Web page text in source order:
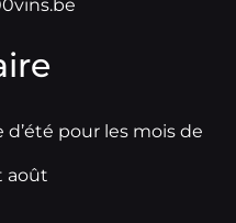
d’été pour les mois de
août